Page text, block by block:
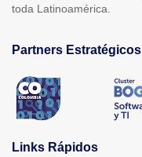
toda Latinoamérica.
Partners Estratégicos
Links Rápidos